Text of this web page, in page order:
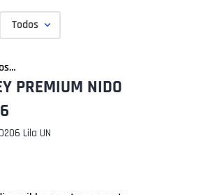
Todos
PREMIUM NIDO
Lila UN